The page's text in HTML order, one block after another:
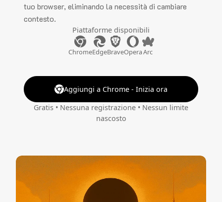
tuo browser, eliminando la necessità di cambiare
contesto.
Piattaforme disponibili
ChromeEdgeBraveOperaArc
Aggiungi a Chrome - Inizia ora
Gratis • Nessuna registrazione • Nessun limite
nascosto